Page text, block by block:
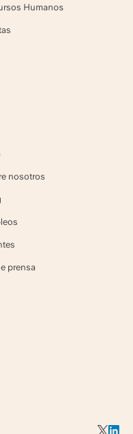
Humanos
nosotros
prensa